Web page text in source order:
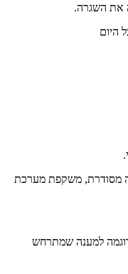
את השגרה.
היום
מסודרת, משקפת מערכת
למענה שמתרחש